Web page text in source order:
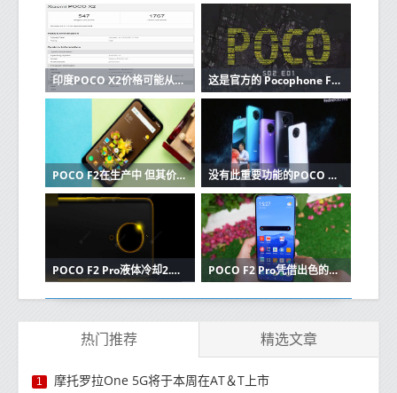
印度POCO X2价格可能从18999卢比起 已确认27W快速充电支持 这是官方的 Pocophone F2即将面世
POCO F2在生产中 但其价格不会与POCO F1接近 没有此重要功能的POCO F2可能会在印​​度推出
POCO F2 Pro液体冷却2.0技术在5月12日发布之前得到确认 POCO F2 Pro凭借出色的色彩通过了耐久性测试
热门推荐 精选文章
1 摩托罗拉One 5G将于本周在AT＆T上市